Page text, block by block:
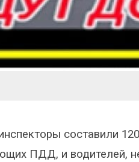
составили
ПДД, и водителей,